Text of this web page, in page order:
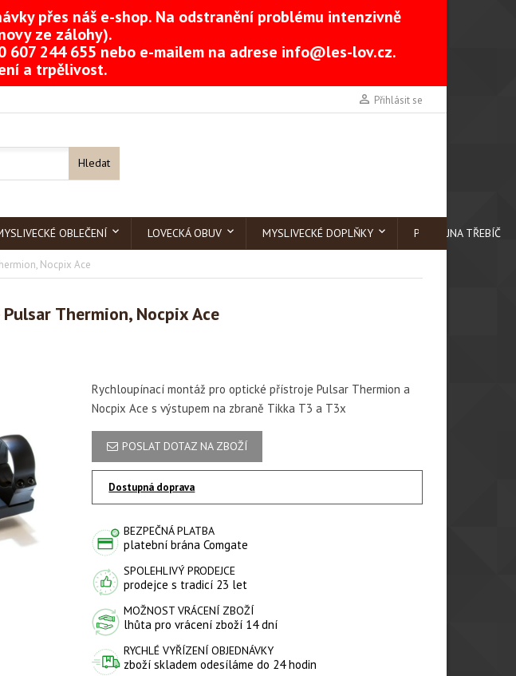
přes náš e-shop. Na odstranění problému intenzivně
ze zálohy).
244 655 nebo e-mailem na adrese info@les-lov.cz.
a trpělivost.
 Přihlásit se
Hledat
OBLEČENÍ LOVECKÁ OBUV MYSLIVECKÉ DOPLŇKY PRODEJNA TŘEBÍČ
Nocpix Ace
Thermion, Nocpix Ace
Rychloupínací montáž pro optické přístroje Pulsar Thermion a
Nocpix Ace s výstupem na zbraně Tikka T3 a T3x
POSLAT DOTAZ NA ZBOŽÍ
Dostupná doprava
BEZPEČNÁ PLATBA
platební brána Comgate
SPOLEHLIVÝ PRODEJCE
prodejce s tradicí 23 let
MOŽNOST VRÁCENÍ ZBOŽÍ
lhůta pro vrácení zboží 14 dní
RYCHLÉ VYŘÍZENÍ OBJEDNÁVKY
zboží skladem odesíláme do 24 hodin